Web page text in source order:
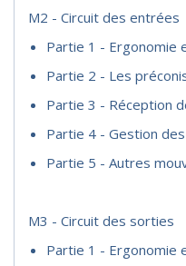
M2 - Circuit des entrées
Partie 1 - Ergonomie
Partie 2 - Les
Partie 3 - Réception
Partie 4 - Gestion
Partie 5 - Autres
M3 - Circuit des sorties
Partie 1 - Ergonomie